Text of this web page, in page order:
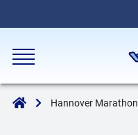
Hannover Marathon